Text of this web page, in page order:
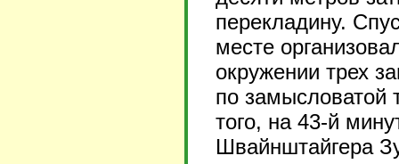
перекладину.
месте
окружении трех
по замысловатой
того, на 43-й
Швайнштайгера